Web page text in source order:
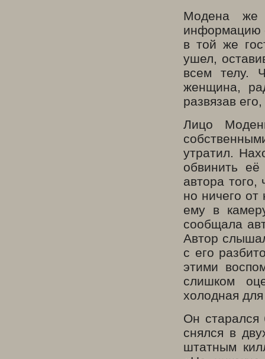
Модена же
информацию
в той же
ушел,
всем телу.
женщина,
развязав
Лицо
утратил.
обвинить
автора
но ничего
ему в
сообщала
Автор
с его
этими
слишком
холодная
Он старался
снялся в
штатным